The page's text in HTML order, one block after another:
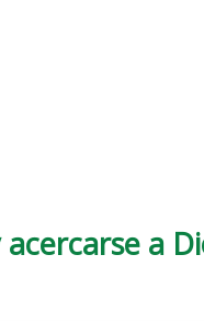
a